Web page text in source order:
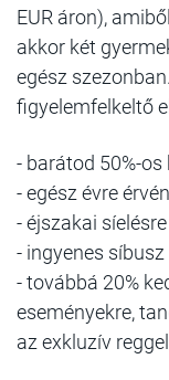
EUR áron),
akkor két
egész
figyelemfelkeltő
- barátod 50%-
- egész évre
- éjszakai
- ingyenes síbusz
- továbbá 20%
eseményekre,
az exkluzív